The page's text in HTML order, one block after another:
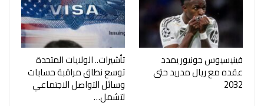
فينيسيوس جونيور يمدد
عقده مع ريال مدريد حتى
2032
تأشيرات.. الولايات المتحدة
توسع نطاق مراقبة حسابات
وسائل التواصل الاجتماعي
لتشمل…